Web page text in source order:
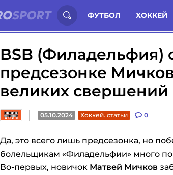
ФУТБОЛ ХОККЕЙ
о спорте России: Статьи
BSB
предсезонке
великих свершений
05.10.2024 Хоккей. статьи 0
Да, это всего лишь предсезонка, но
болельщикам «Филадельфии» много
Во-первых, новичок Матвей Мичков